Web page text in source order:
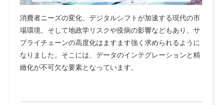
消費者ニーズの変化、デジタルシフトが加速する現代の市
場環境、そして地政学リスクや疫病の影響などもあり、サ
プライチェーンの高度化はますます強く求められるように
なりました。そこには、データのインテグレーションと精
緻化が不可欠な要素となっています。